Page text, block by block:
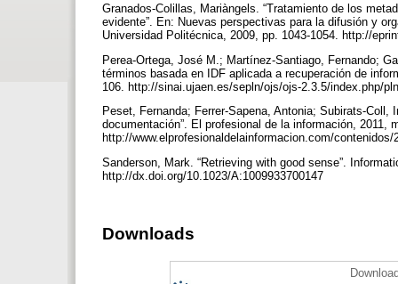
Granados-Colillas, Mariàngels. “Tratamiento de los
evidente”. En: Nuevas perspectivas para la difusión y
Universidad Politécnica, 2009, pp. 1043-1054. http://
Perea-Ortega, José M.; Martínez-Santiago, Fernando;
términos basada en IDF aplicada a recuperación de
106. http://sinai.ujaen.es/sepln/ojs/ojs-2.3.5/index.php/
Peset, Fernanda; Ferrer-Sapena, Antonia; Subirats-
documentación”. El profesional de la información, 2011,
http://www.elprofesionaldelainformacion.com/
Sanderson, Mark. “Retrieving with good sense”.
http://dx.doi.org/10.1023/A:1009933700147
Downloads